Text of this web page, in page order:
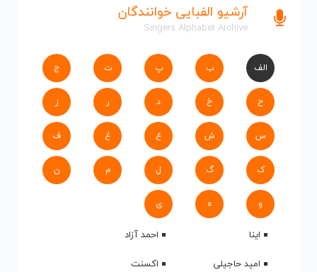
آرشیو الفبایی خوانندگان
Singers Alphabet Archive
الف ب پ ت ج
ح خ د ر ز
س ش ع غ ف
ک گ ل م ن
و ه ی
اینا
احمد آزاد
امید حاجیلی
اکسنت